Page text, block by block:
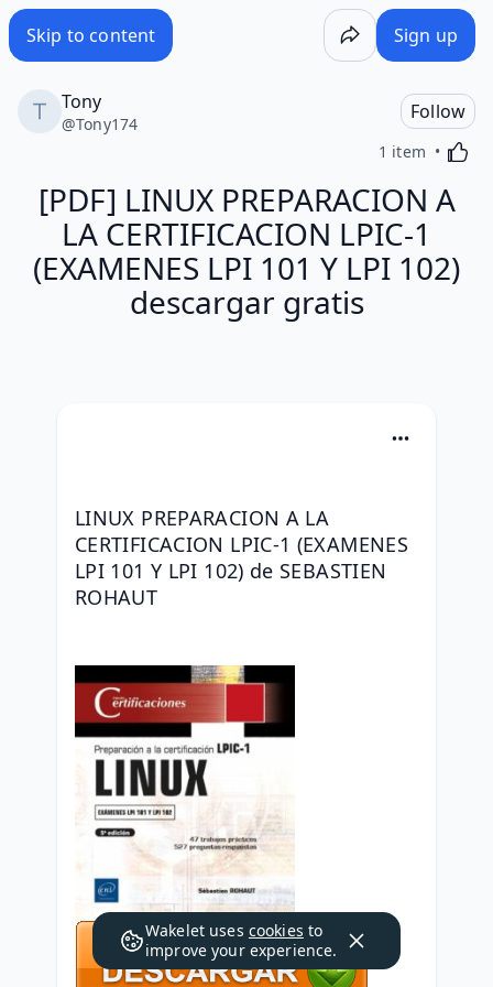
Skip to content Sign up
Tony
@Tony174
Follow
1 item
[PDF] LINUX PREPARACION A
LA CERTIFICACION LPIC-1
(EXAMENES LPI 101 Y LPI 102)
descargar gratis
LINUX PREPARACION A LA
CERTIFICACION LPIC-1 (EXAMENES
LPI 101 Y LPI 102) de SEBASTIEN
ROHAUT
Wakelet uses cookies to
improve your experience.